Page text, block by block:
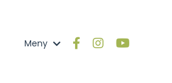
Meny